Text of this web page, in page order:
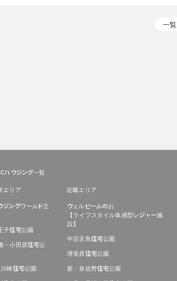
一覧
ハウジング一覧
エリア
ジングワールド立
子住宅公園
・小田原住宅公
崎住宅公園
近畿エリア
ウェルビーみのお
【ライフスタイル体感型レジャー施
設】
中百舌鳥住宅公園
堺美原住宅公園
新・泉佐野住宅公園